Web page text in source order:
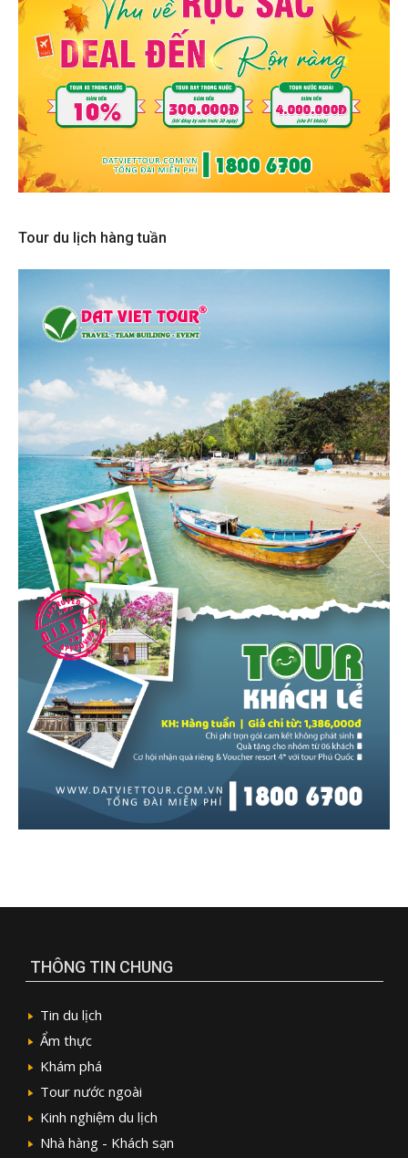
Tour du lịch hàng tuần
THÔNG TIN CHUNG
Tin du lịch
Ẩm thực
Khám phá
Tour nước ngoài
Kinh nghiệm du lịch
Nhà hàng - Khách sạn